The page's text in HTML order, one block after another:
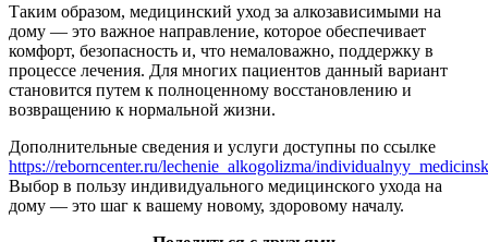
Таким образом, медицинский уход за алкозависимыми на
дому — это важное направление, которое обеспечивает
комфорт, безопасность и, что немаловажно, поддержку в
процессе лечения. Для многих пациентов данный вариант
становится путем к полноценному восстановлению и
возвращению к нормальной жизни.
Дополнительные сведения и услуги доступны по ссылке
https://reborncenter.ru/lechenie_alkogolizma/
Выбор в пользу индивидуального медицинского ухода на
дому — это шаг к вашему новому, здоровому началу.